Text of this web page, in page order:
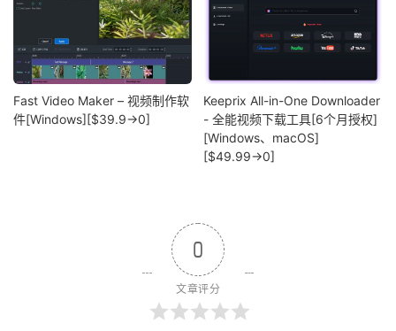
Fast Video Maker – 视频制作软
件[Windows][$39.9→0]
Keeprix All-in-One Downloader
- 全能视频下载工具[6个月授权]
[Windows、macOS]
[$49.99→0]
0
文章评分